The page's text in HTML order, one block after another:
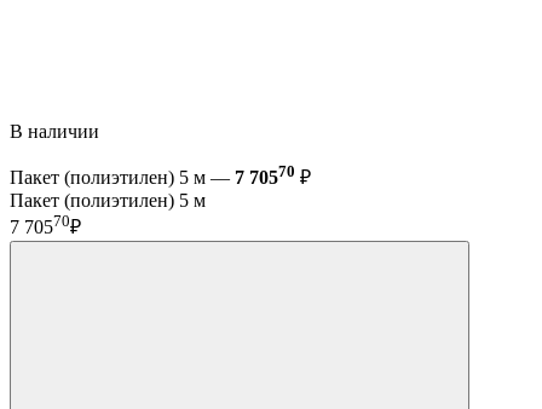
В наличии
Пакет (полиэтилен) 5 м — 7 70570 ₽
Пакет (полиэтилен) 5 м
7 70570₽